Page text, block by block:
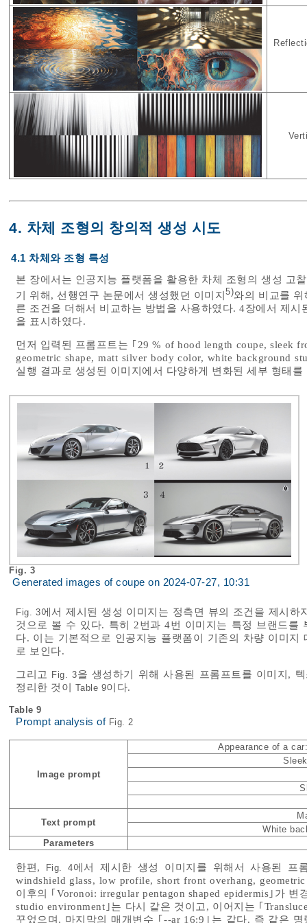
4. 차체 조형의 창의적 생성 시도
4.1 차체와 조형 특성
본 장에서는 인공지능 플랫폼을 활용한 차체 조형의 생성 고
기 위해, 선행연구 논문에서 생성했던 이미지5)와의 비교를
른 조건을 더해서 비교하는 방법을 사용하였다. 4장에서 제
을 표시하였다.
먼저 입력된 프롬프트는 ｢29 % of hood length coupe, sleek
geometric shape, matt silver body color, white background
실행 결과로 생성된 이미지에서 다양하게 변화된 세부 형태
Fig. 3
Generated images of coupe on 2024-07-27, 10:31
Fig. 3에서 제시된 생성 이미지는 정측면 뷰의 조건을 제시
것으로 볼 수 있다. 특히 2번과 4번 이미지는 특정 브랜드를
다. 이는 기본적으로 인공지능 플랫폼이 기존의 차량 이미
로 보인다.
그리고 Fig. 3을 생성하기 위해 사용된 프롬프트를 이미지,
정리한 것이 Table 9이다.
Table 9
Prompt analysis of Fig. 2
Image prompt
Appearance of a
Text prompt
White
Parameters
한편, Fig. 4에서 제시한 생성 이미지를 위해서 사용된
windshield glass, low profile, short front overhang,
이후의 ｢Voronoi: irregular pentagon shaped epidermis｣가
studio environment｣는 다시 같은 것이고, 이어지는 ｢
꾸었으며, 마지막의 매개변수 ｢--ar 16:9｣는 같다. 즉 같은